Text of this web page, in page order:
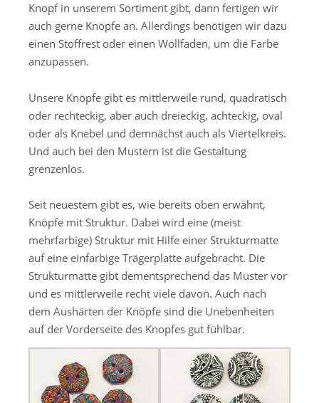
Knopf in unserem Sortiment gibt, dann fertigen wir
auch gerne Knöpfe an. Allerdings benötigen wir dazu
einen Stoffrest oder einen Wollfaden, um die Farbe
anzupassen.
Unsere Knöpfe gibt es mittlerweile rund, quadratisch
oder rechteckig, aber auch dreieckig, achteckig, oval
oder als Knebel und demnächst auch als Viertelkreis.
Und auch bei den Mustern ist die Gestaltung
grenzenlos.
Seit neuestem gibt es, wie bereits oben erwähnt,
Knöpfe mit Struktur. Dabei wird eine (meist
mehrfarbige) Struktur mit Hilfe einer Strukturmatte
auf eine einfarbige Trägerplatte aufgebracht. Die
Strukturmatte gibt dementsprechend das Muster vor
und es mittlerweile recht viele davon. Auch nach
dem Aushärten der Knöpfe sind die Unebenheiten
auf der Vorderseite des Knopfes gut fühlbar.